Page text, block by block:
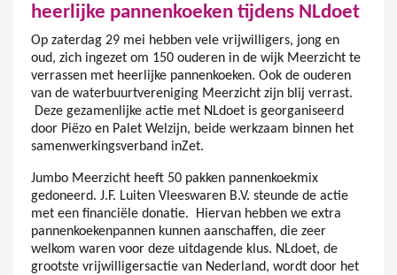
heerlijke pannenkoeken tijdens NLdoet
Op zaterdag 29 mei hebben vele vrijwilligers, jong en
oud, zich ingezet om 150 ouderen in de wijk Meerzicht te
verrassen met heerlijke pannenkoeken. Ook de ouderen
van de waterbuurtvereniging Meerzicht zijn blij verrast.
Deze gezamenlijke actie met NLdoet is georganiseerd
door Piëzo en Palet Welzijn, beide werkzaam binnen het
samenwerkingsverband inZet.
Jumbo Meerzicht heeft 50 pakken pannenkoekmix
gedoneerd. J.F. Luiten Vleeswaren B.V. steunde de actie
met een financiële donatie. Hiervan hebben we extra
pannenkoekenpannen kunnen aanschaffen, die zeer
welkom waren voor deze uitdagende klus. NLdoet, de
grootste vrijwilligersactie van Nederland, wordt door het